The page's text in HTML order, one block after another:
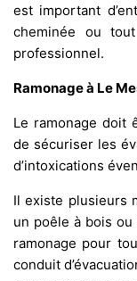
est important
cheminée ou
professionnel.
Ramonage à Le
Le ramonage doit
de sécuriser les
d’intoxications
Il existe plusieurs
un poêle à bois
ramonage pour
conduit